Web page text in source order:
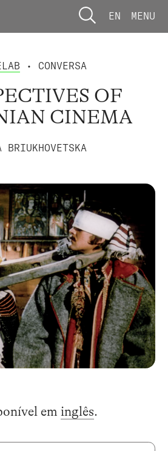
EN MENU
• CONVERSA
OF
CINEMA
BRIUKHOVETSKA
em inglês.